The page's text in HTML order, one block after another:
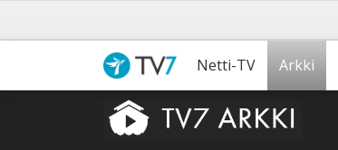
Netti-TV Arkki